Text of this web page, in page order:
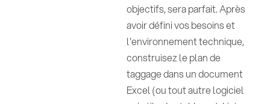
objectifs, sera parfait. Après
avoir défini vos besoins et
l'environnement technique,
construisez le plan de
taggage dans un document
Excel (ou tout autre logiciel